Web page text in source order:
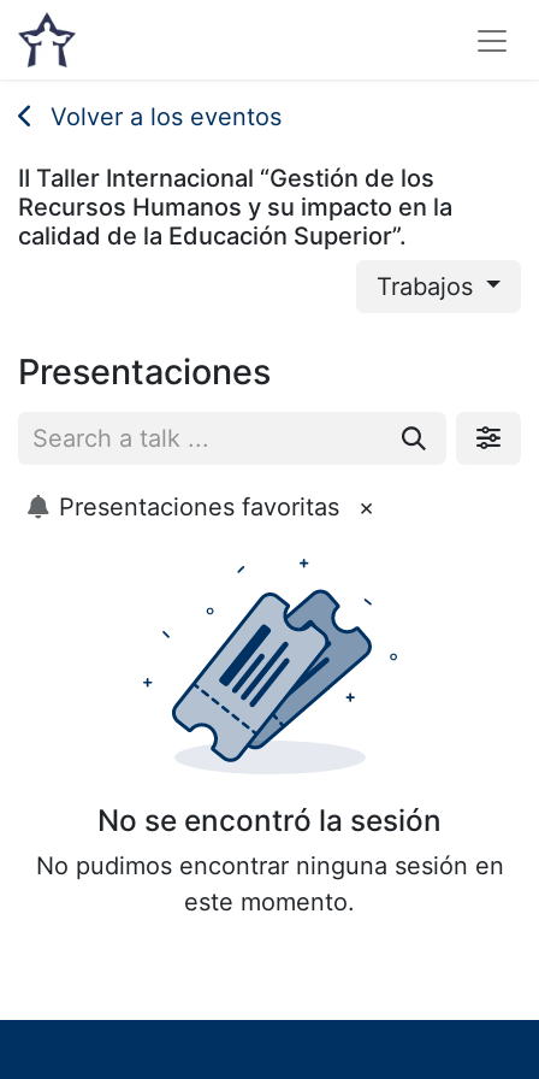
Volver a los eventos
II Taller Internacional “Gestión de los
Recursos Humanos y su impacto en la
calidad de la Educación Superior”.
Trabajos
Presentaciones
Presentaciones favoritas ×
No se encontró la sesión
No pudimos encontrar ninguna sesión en
este momento.